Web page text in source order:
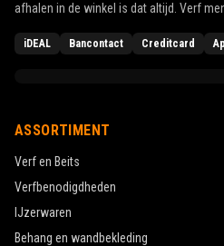
afhalen in de winkel is dat altijd. Verf
iDEAL Bancontact Creditcard
ASSORTIMENT
Verf en Beits
Verfbenodigdheden
IJzerwaren
Behang en wandbekleding